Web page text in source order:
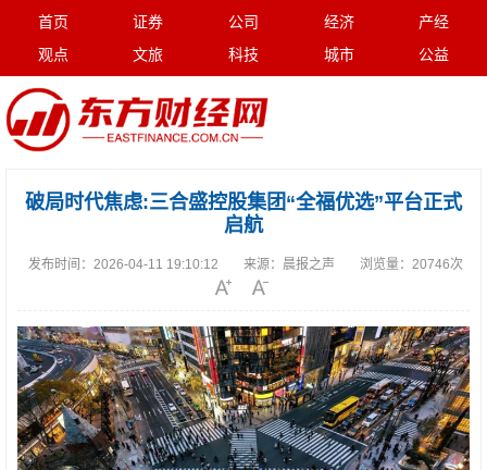
首页 证券 公司 经济
产经
观点
文旅 科技 城市 公益
破局时代焦虑:三合盛控股集团“全福优选”平台正式
启航
发布时间： 2026-04-11 19:10:12 来源： 晨报之声 浏览量： 20746次